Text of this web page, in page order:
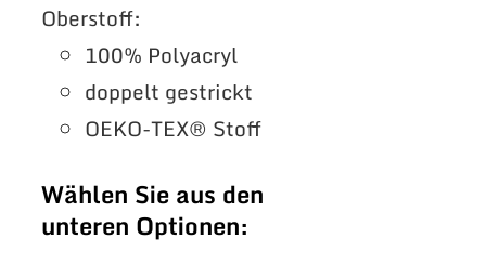
Oberstoff:
100% Polyacryl
doppelt gestrickt
OEKO-TEX® Stoff
Wählen Sie aus den
unteren Optionen: